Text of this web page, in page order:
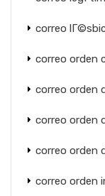
correo
correo orden
correo orden
correo orden
correo orden
correo orden